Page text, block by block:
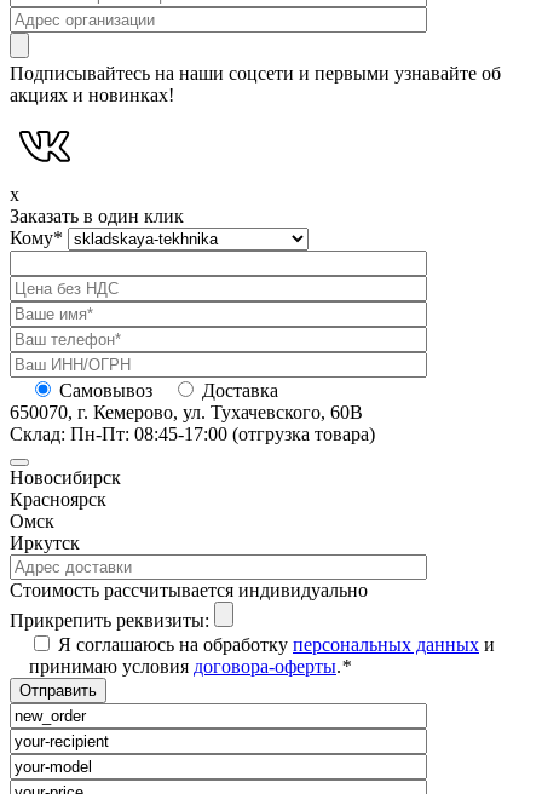
Подписывайтесь на наши соцсети и первыми узнавайте об
акциях и новинках!
x
Заказать в один клик
Кому*
Самовывоз
Доставка
650070, г. Кемерово, ул. Тухачевского, 60В
Склад: Пн-Пт: 08:45-17:00 (отгрузка товара)
Новосибирск
Красноярск
Омск
Иркутск
Cтоимость рассчитывается индивидуально
Прикрепить реквизиты:
Я соглашаюсь на обработку персональных данных и
принимаю условия договора-оферты.*